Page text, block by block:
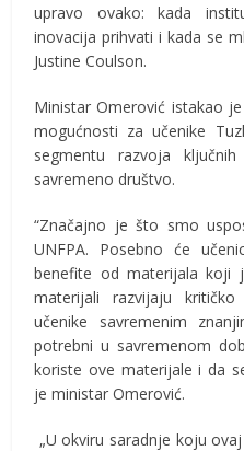
upravo ovako: kada
inovacija prihvati i kada se
Justine Coulson.
Ministar Omerović istakao
mogućnosti za učenike
segmentu razvoja
savremeno društvo.
“Značajno je što smo
UNFPA. Posebno će
benefite od materijala koji
materijali razvijaju
učenike savremenim
potrebni u savremenom
koriste ove materijale i da
je ministar Omerović.
„U okviru saradnje koju